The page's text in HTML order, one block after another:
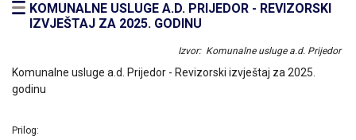
KOMUNALNE USLUGE A.D. PRIJEDOR - REVIZORSKI
IZVJEŠTAJ ZA 2025. GODINU
Izvor: Komunalne usluge a.d. Prijedor
Komunalne usluge a.d. Prijedor - Revizorski izvještaj za 2025.
godinu
Prilog: